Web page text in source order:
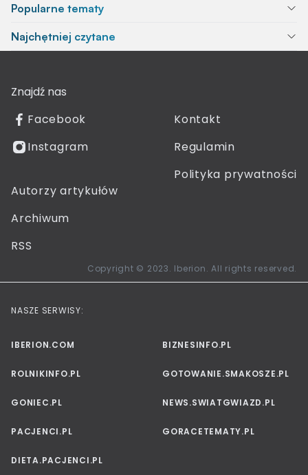
Popularne tematy
Najchętniej czytane
Znajdź nas
Facebook
Instagram
Kontakt
Regulamin
Polityka prywatności
Autorzy artykułów
Archiwum
RSS
Copyright © 2023. Iberion. All rights reserved.
NASZE SERWISY:
IBERION.COM BIZNESINFO.PL
ROLNIKINFO.PL GOTOWANIE.SMAKOSZE.PL
GONIEC.PL NEWS.SWIATGWIAZD.PL
PACJENCI.PL GORACETEMATY.PL
DIETA.PACJENCI.PL